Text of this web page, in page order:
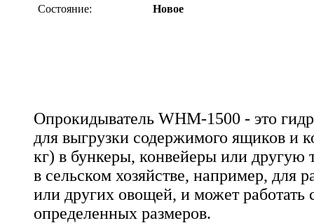
Состояние:
Новое
Опрокидыватель WHM-1500 - это
для выгрузки содержимого ящиков и
кг) в бункеры, конвейеры или другую
в сельском хозяйстве, например, для
или других овощей, и может работать
определенных размеров.